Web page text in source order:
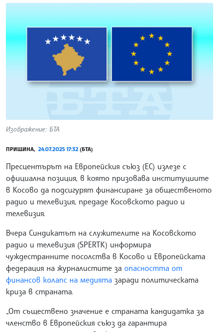
Изображение: БТА
ПРИЩИНА, 24.07.2025 17:32 (БТА)
Пресцентърът на Европейския съюз (ЕС) излезе с
официална позиция, в която призовава институциите
в Косово да подсигурят финансиране за общественото
радио и телевизия, предаде Косовското радио и
телевизия.
Вчера Синдикатът на служителите на Косовското
радио и телевизия (SPERTK) информира
чуждестранните посолства в Косово и Европейската
федерация на журналистите за опасността от
финансов колапс на медията заради политическата
криза в страната.
„От съществено значение е страната кандидатка за
членство в Европейския съюз да гарантира